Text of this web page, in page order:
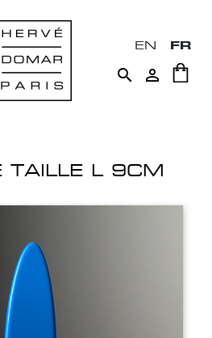
EN FR
 
TAILLE L 9CM